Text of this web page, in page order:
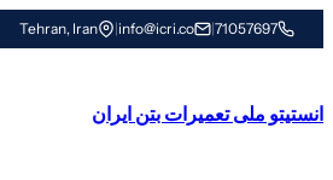
به
71057697
|
info@icri.co
|
Tehran, Iran
انستیتو ملی تعمیرات بتن ایران